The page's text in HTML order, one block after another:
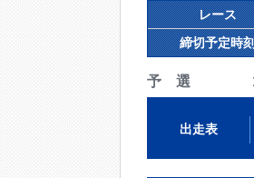
レース
締切予定時
予 選
出走表